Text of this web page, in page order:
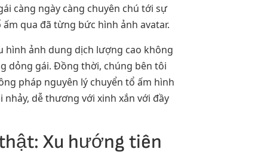
càng ngày càng chuyên chú tới sự
qua đã từng bức hình ảnh avatar.
hình ảnh dung dịch lượng cao không
dỏng gái. Đồng thời, chúng bên tôi
pháp nguyên lý chuyển tổ ấm hình
dễ thương với xinh xắn với đầy
Xu hướng tiên